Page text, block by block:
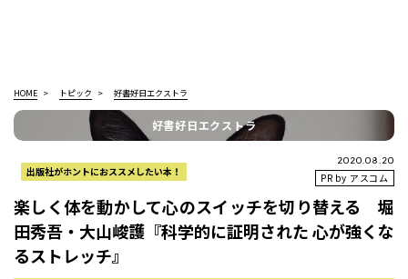
HOME トピック 好書好日エクストラ
好書好日エクストラ
出版社がホントにおススメしたい本！ PR by アスコム
2020.08.20
楽しく体を動かして心のスイッチを切り替える 堀
田秀吾・大山峻護『科学的に証明された 心が強くな
るストレッチ』